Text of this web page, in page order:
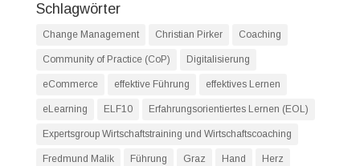
Schlagwörter
Change Management Christian Pirker Coaching
Community of Practice (CoP) Digitalisierung
eCommerce effektive Führung effektives Lernen
eLearning ELF10 Erfahrungsorientiertes Lernen (EOL)
Expertsgroup Wirtschaftstraining und Wirtschaftscoaching
Fredmund Malik Führung Graz Hand Herz